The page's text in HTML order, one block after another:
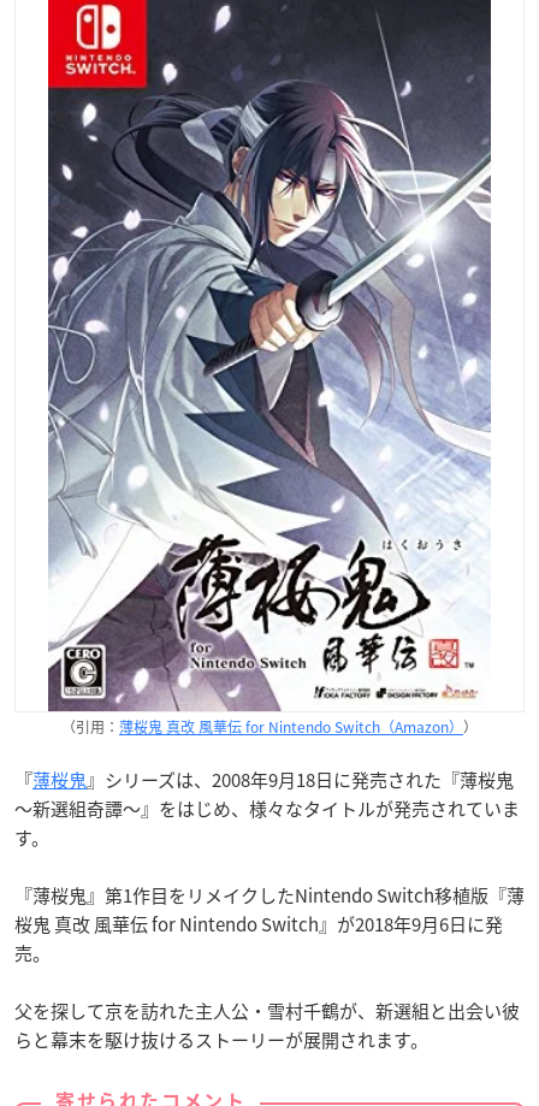
（引用： 薄桜鬼 真改 風華伝 for Nintendo Switch（Amazon） ）
『薄桜鬼』シリーズは、2008年9月18日に発売された『薄桜鬼
〜新選組奇譚〜』をはじめ、様々なタイトルが発売されていま
す。
『薄桜鬼』第1作目をリメイクしたNintendo Switch移植版『薄
桜鬼 真改 風華伝 for Nintendo Switch』が2018年9月6日に発
売。
父を探して京を訪れた主人公・雪村千鶴が、新選組と出会い彼
らと幕末を駆け抜けるストーリーが展開されます。
寄せられたコメント